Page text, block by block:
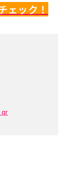
ェック！